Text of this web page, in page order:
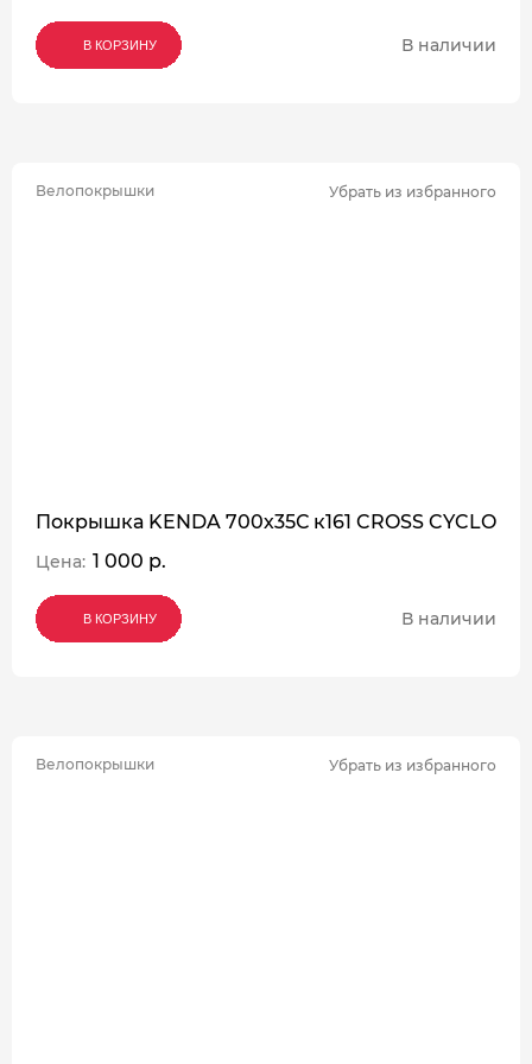
В КОРЗИНУ
В КОРЗИНУ
В КОРЗИНУ В наличии
Велопокрышки Убрать из избранного
Покрышка KENDA 700х35С к161 CROSS CYCLO
Цена: 1 000 р.
В КОРЗИНУ
В КОРЗИНУ
В КОРЗИНУ В наличии
Велопокрышки Убрать из избранного